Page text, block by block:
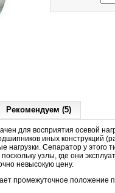
Рекомендуем (5)
для восприятия осевой
иных конструкций
нагрузки. Сепаратор у
узлы, где они
невысокую цену.
промежуточное положение